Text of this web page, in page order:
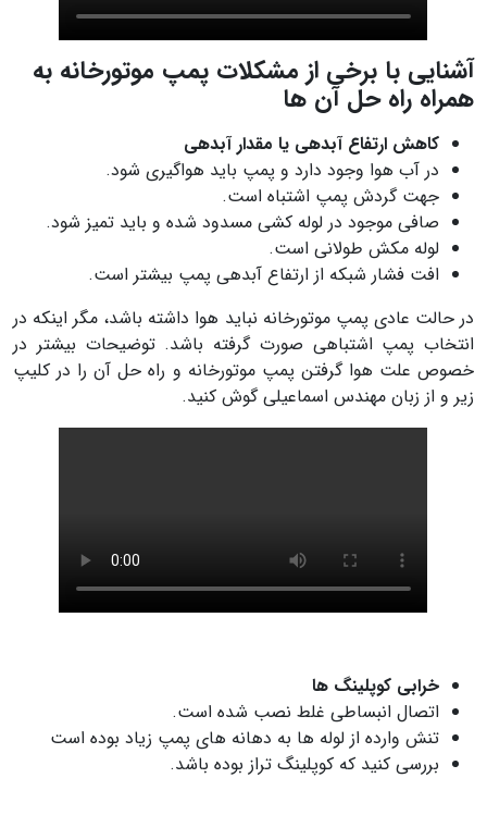
آشنایی با برخی از مشکلات پمپ موتورخانه به
همراه راه حل آن ها
کاهش ارتفاع آبدهی یا مقدار آبدهی
در آب هوا وجود دارد و پمپ باید هواگیری شود.
جهت گردش پمپ اشتباه است.
صافی موجود در لوله کشی مسدود شده و باید تمیز شود.
لوله مکش طولانی است.
افت فشار شبکه از ارتفاع آبدهی پمپ بیشتر است.
در حالت عادی پمپ موتورخانه نباید هوا داشته باشد، مگر اینکه در
انتخاب پمپ اشتباهی صورت گرفته باشد. توضیحات بیشتر در
خصوص علت هوا گرفتن پمپ موتورخانه و راه حل آن را در کلیپ
زیر و از زبان مهندس اسماعیلی گوش کنید.
خرابی کوپلینگ ها
اتصال انبساطی غلط نصب شده است.
تنش وارده از لوله ها به دهانه های پمپ زیاد بوده است
بررسی کنید که کوپلینگ تراز بوده باشد.